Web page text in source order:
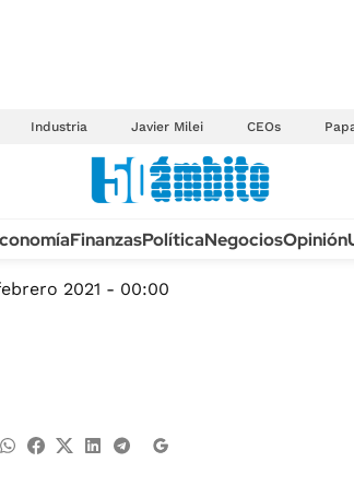
Industria Javier Milei CEOs
TECNOLOGÍA
MÉXICO
FinanzasPolíticaNegociosOpinión
2021 - 00:00